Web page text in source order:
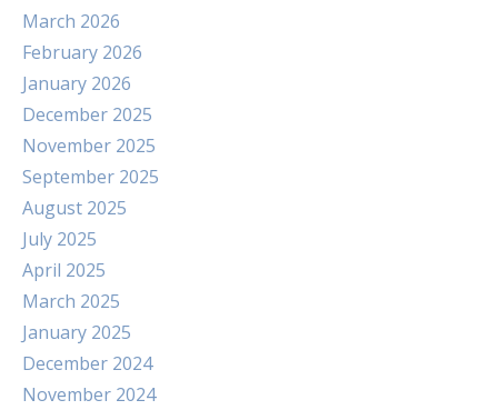
March 2026
February 2026
January 2026
December 2025
November 2025
September 2025
August 2025
July 2025
April 2025
March 2025
January 2025
December 2024
November 2024